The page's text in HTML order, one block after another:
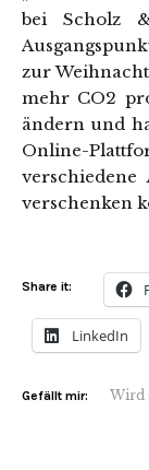
bei Scholz
zur
mehr CO2
ändern und
Online-
verschiedene
verschenken
Share it:
LinkedIn
Gefällt mir: Wird